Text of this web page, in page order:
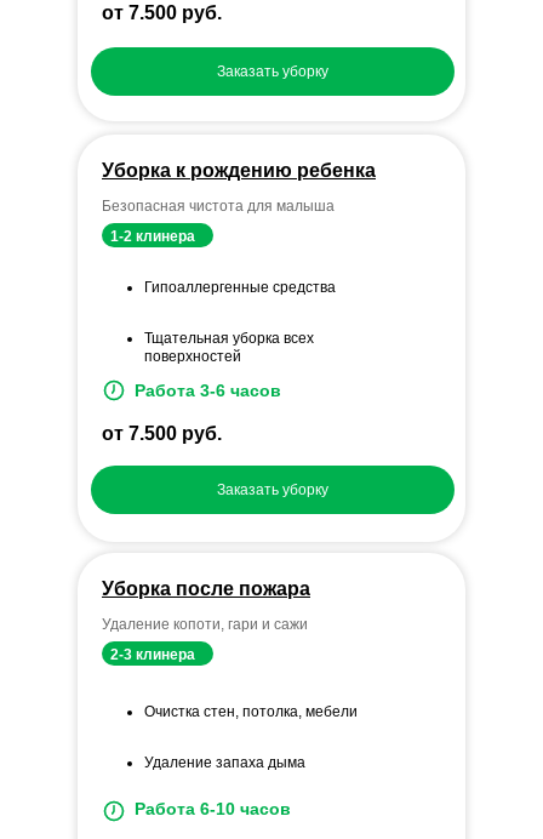
Очистка стен, потолка, мебели
Удаление запаха дыма
Удаление копоти, гари и сажи
Уборка после пожара
Работа 6-10 часов
2-3 клинера
Гипоаллергенные средства
Тщательная уборка всех
поверхностей
Безопасная чистота для малыша
от 7.500 руб.
Уборка к рождению ребенка
Работа 3-6 часов
1-2 клинера
Заказать уборку
от 7.500 руб.
Заказать уборку